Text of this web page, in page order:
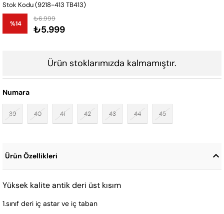
Stok Kodu(9218-413 TB413)
%14
İndirim
₺6.999
₺5.999
Ürün stoklarımızda kalmamıştır.
Numara
39 40 41 42 43 44 45
Ürün Özellikleri
Yüksek kalite antik deri üst kısım
1.sınıf deri iç astar ve iç taban